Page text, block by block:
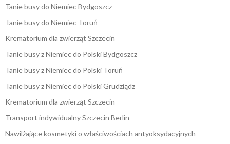
Tanie busy do Niemiec Bydgoszcz
Tanie busy do Niemiec Toruń
Krematorium dla zwierząt Szczecin
Tanie busy z Niemiec do Polski Bydgoszcz
Tanie busy z Niemiec do Polski Toruń
Tanie busy z Niemiec do Polski Grudziądz
Krematorium dla zwierząt Szczecin
Transport indywidualny Szczecin Berlin
Nawilżające kosmetyki o właściwościach antyoksydacyjnych